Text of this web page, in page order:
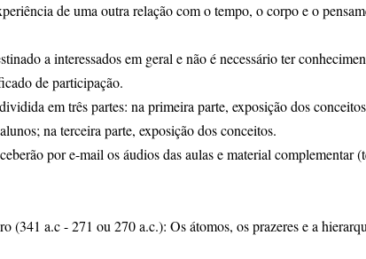
de uma outra relação com o tempo, o corpo e o
a interessados em geral e não é necessário ter
de participação.
em três partes: na primeira parte, exposição dos
na terceira parte, exposição dos conceitos.
por e-mail os áudios das aulas e material complementar
(341 a.c - 271 ou 270 a.c.): Os átomos, os prazeres e a